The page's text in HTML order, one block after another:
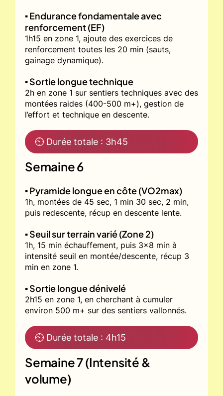
▪️ Endurance fondamentale avec
renforcement (EF)
1h15 en zone 1, ajoute des exercices de
renforcement toutes les 20 min (sauts,
gainage dynamique).
▪️ Sortie longue technique
2h en zone 1 sur sentiers techniques avec des
montées raides (400-500 m+), gestion de
l’effort et technique en descente.
⏲ Durée totale : 3h45
Semaine 6
▪️ Pyramide longue en côte (VO2max)
1h, montées de 45 sec, 1 min 30 sec, 2 min,
puis redescente, récup en descente lente.
▪️ Seuil sur terrain varié (Zone 2)
1h, 15 min échauffement, puis 3x8 min à
intensité seuil en montée/descente, récup 3
min en zone 1.
▪️ Sortie longue dénivelé
2h15 en zone 1, en cherchant à cumuler
environ 500 m+ sur des sentiers vallonnés.
⏲ Durée totale : 4h15
Semaine 7 (Intensité &
volume)